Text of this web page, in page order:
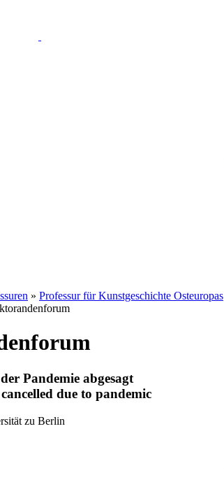
» Professur für Kunstgeschichte Osteuropas
Pandemie abgesagt
due to pandemic
zu Berlin